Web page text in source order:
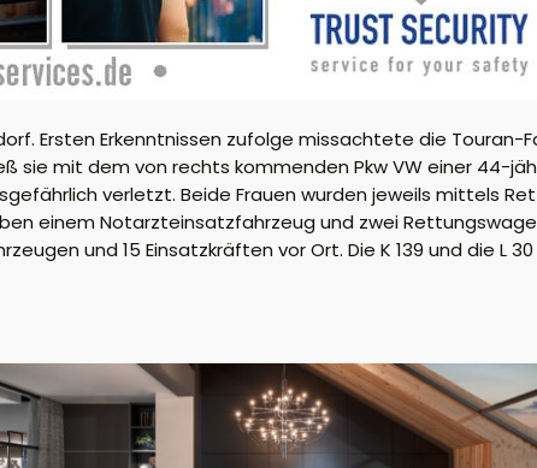
Ersten Erkenntnissen zufolge missachtete die Touran-
sie mit dem von rechts kommenden Pkw VW einer 44-
verletzt. Beide Frauen wurden jeweils mittels
einem Notarzteinsatzfahrzeug und zwei
und 15 Einsatzkräften vor Ort. Die K 139 und die L